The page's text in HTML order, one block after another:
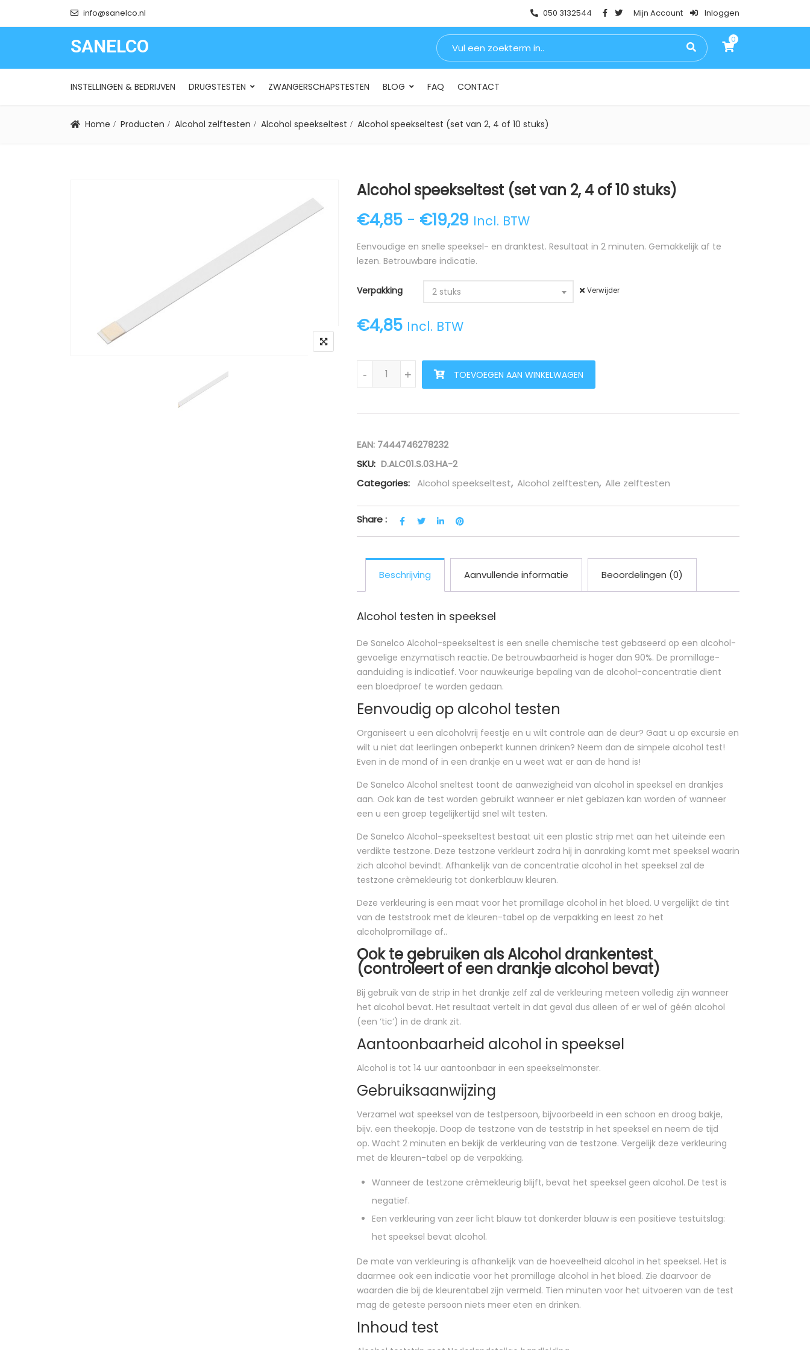
info@sanelco.nl 050 3132544 Mijn Account Inloggen
SANELCO 0
Zoeken naar:
INSTELLINGEN & BEDRIJVEN DRUGSTESTEN ZWANGERSCHAPSTESTEN BLOG FAQ CONTACT
SANELCO INSTELLINGEN & BEDRIJVEN DRUGSTESTEN ZWANGERSCHAPSTESTEN
Home Producten Alcohol zelftesten Alcohol speekseltest Alcohol speekseltest (set van 2, 4 of 10 stuks)
Alcohol speekseltest (set van 2, 4 of 10 stuks)
€4,85 - €19,29 Prijsklasse: €4,85 tot €19,29
Incl. BTW
Eenvoudige en snelle speeksel- en dranktest. Resultaat in 2 minuten. Gemakkelijk af te
lezen. Betrouwbare indicatie.
Verpakking 2 stuks Verwijder
€4,85 Incl. BTW
Alcohol speekseltest (set van 2, 4 of 10 stuks) aantal
+
- TOEVOEGEN AAN WINKELWAGEN
EAN: 7444746278232
SKU: D.ALC01.S.03.HA-2
Categories: Alcohol speekseltest, Alcohol zelftesten, Alle zelftesten
Share :
Beschrijving Aanvullende informatie Beoordelingen (0)
Alcohol testen in speeksel
De Sanelco Alcohol-speekseltest is een snelle chemische test gebaseerd op een alcohol-
gevoelige enzymatisch reactie. De betrouwbaarheid is hoger dan 90%. De promillage-
aanduiding is indicatief. Voor nauwkeurige bepaling van de alcohol-concentratie dient
een bloedproef te worden gedaan.
Eenvoudig op alcohol testen
Organiseert u een alcoholvrij feestje en u wilt controle aan de deur? Gaat u op excursie en
wilt u niet dat leerlingen onbeperkt kunnen drinken? Neem dan de simpele alcohol test!
Even in de mond of in een drankje en u weet wat er aan de hand is!
De Sanelco Alcohol sneltest toont de aanwezigheid van alcohol in speeksel en drankjes
aan. Ook kan de test worden gebruikt wanneer er niet geblazen kan worden of wanneer
een u een groep tegelijkertijd snel wilt testen.
De Sanelco Alcohol-speekseltest bestaat uit een plastic strip met aan het uiteinde een
verdikte testzone. Deze testzone verkleurt zodra hij in aanraking komt met speeksel waarin
zich alcohol bevindt. Afhankelijk van de concentratie alcohol in het speeksel zal de
testzone crèmekleurig tot donkerblauw kleuren.
Deze verkleuring is een maat voor het promillage alcohol in het bloed. U vergelijkt de tint
van de teststrook met de kleuren-tabel op de verpakking en leest zo het
alcoholpromillage af..
Ook te gebruiken als Alcohol drankentest
(controleert of een drankje alcohol bevat)
Bij gebruik van de strip in het drankje zelf zal de verkleuring meteen volledig zijn wanneer
het alcohol bevat. Het resultaat vertelt in dat geval dus alleen of er wel of géén alcohol
(een ‘tic’) in de drank zit.
Aantoonbaarheid alcohol in speeksel
Alcohol is tot 14 uur aantoonbaar in een speekselmonster.
Gebruiksaanwijzing
Verzamel wat speeksel van de testpersoon, bijvoorbeeld in een schoon en droog bakje,
bijv. een theekopje. Doop de testzone van de teststrip in het speeksel en neem de tijd
op. Wacht 2 minuten en bekijk de verkleuring van de testzone. Vergelijk deze verkleuring
met de kleuren-tabel op de verpakking.
Wanneer de testzone crèmekleurig blijft, bevat het speeksel geen alcohol. De test is
negatief.
Een verkleuring van zeer licht blauw tot donkerder blauw is een positieve testuitslag:
het speeksel bevat alcohol.
De mate van verkleuring is afhankelijk van de hoeveelheid alcohol in het speeksel. Het is
daarmee ook een indicatie voor het promillage alcohol in het bloed. Zie daarvoor de
waarden die bij de kleurentabel zijn vermeld. Tien minuten voor het uitvoeren van de test
mag de geteste persoon niets meer eten en drinken.
Inhoud test